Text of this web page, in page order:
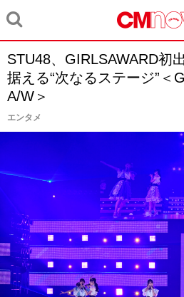
STU48、GIRLSAWARD初
据える“次なるステージ”＜
A/W＞
エンタメ